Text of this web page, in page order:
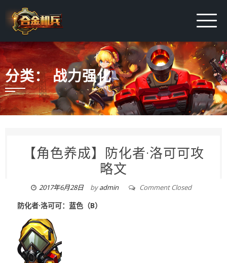
分类：战力强化
【角色养成】防化者·洛可可攻
略文
2017年6月28日 byadmin Comment Closed
防化者·洛可可：蓝色（B）